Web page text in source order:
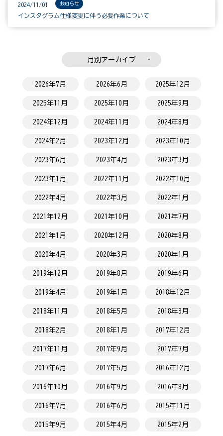
お知らせ
2024/11/01
インスタグラム仕様変更に伴う必要作業について
月別アーカイブ
2026年7月 2026年6月 2025年12月
2025年11月 2025年10月 2025年9月
2024年12月 2024年11月 2024年8月
2024年2月 2023年12月 2023年10月
2023年6月 2023年4月 2023年3月
2023年1月 2022年11月 2022年10月
2022年4月 2022年3月 2022年1月
2021年12月 2021年10月 2021年7月
2021年1月 2020年12月 2020年8月
2020年4月 2020年3月 2020年1月
2019年12月 2019年8月 2019年6月
2019年4月 2019年1月 2018年12月
2018年11月 2018年5月 2018年3月
2018年2月 2018年1月 2017年12月
2017年11月 2017年9月 2017年7月
2017年6月 2017年5月 2016年12月
2016年10月 2016年9月 2016年8月
2016年7月 2016年6月 2015年11月
2015年9月 2015年4月 2015年2月